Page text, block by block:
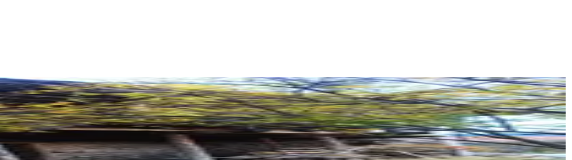
NORA GROUP GAYRİMENKULOktay Arikan
Ara